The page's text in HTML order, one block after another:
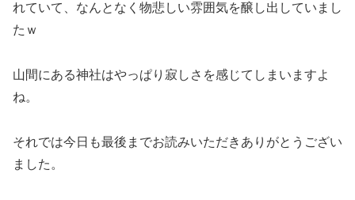
れていて、なんとなく物悲しい雰囲気を醸し出していまし
たｗ
山間にある神社はやっぱり寂しさを感じてしまいますよ
ね。
それでは今日も最後までお読みいただきありがとうござい
ました。